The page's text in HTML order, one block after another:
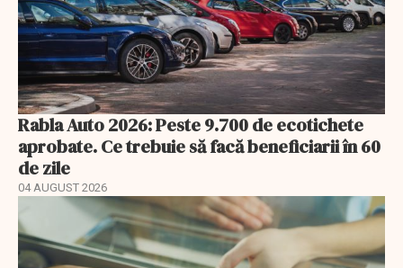
Rabla Auto 2026: Peste 9.700 de ecotichete
aprobate. Ce trebuie să facă beneficiarii în 60
de zile
04 AUGUST 2026